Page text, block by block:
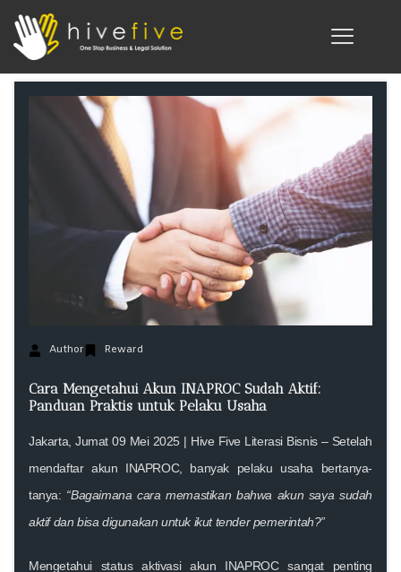
Author Reward
Cara Mengetahui Akun INAPROC Sudah Aktif:
Panduan Praktis untuk Pelaku Usaha
Jakarta, Jumat 09 Mei 2025 | Hive Five Literasi Bisnis– Setelah
mendaftar akun INAPROC, banyak pelaku usaha bertanya-
tanya: “Bagaimana cara memastikan bahwa akun saya sudah
aktif dan bisa digunakan untuk ikut tender pemerintah?”
Mengetahui status aktivasi akun INAPROC sangat penting